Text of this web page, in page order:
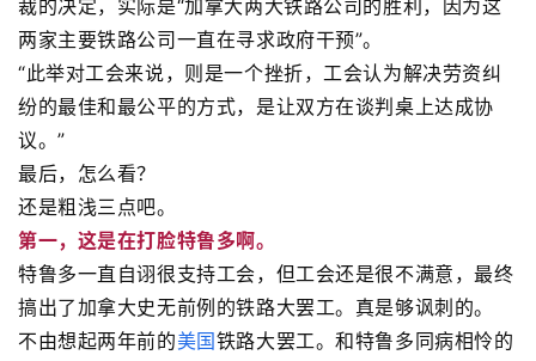
裁的决定，实际是“加拿大两大铁路公司的胜利，因为这
两家主要铁路公司一直在寻求政府干预”。
“此举对工会来说，则是一个挫折，工会认为解决劳资纠
纷的最佳和最公平的方式，是让双方在谈判桌上达成协
议。”
最后，怎么看？
还是粗浅三点吧。
第一，这是在打脸特鲁多啊。
特鲁多一直自诩很支持工会，但工会还是很不满意，最终
搞出了加拿大史无前例的铁路大罢工。真是够讽刺的。
不由想起两年前的美国铁路大罢工。和特鲁多同病相怜的